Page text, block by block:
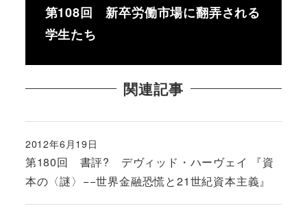
第108回 新卒労働市場に翻弄される
学生たち
関連記事
第180回 書評? デヴィッド・ハーヴェイ 『資
本の〈謎〉−−世界金融恐慌と21世紀資本主義』
投稿日
2012年6月19日